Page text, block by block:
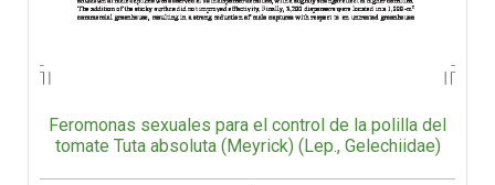
Feromonas sexuales para el control de la polilla del
tomate Tuta absoluta (Meyrick) (Lep., Gelechiidae)